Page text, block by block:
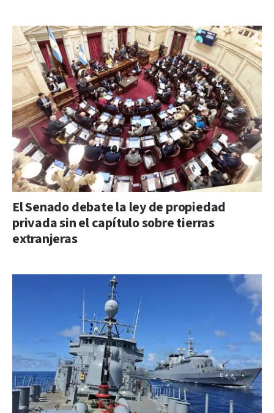
El Senado debate la ley de propiedad
privada sin el capítulo sobre tierras
extranjeras